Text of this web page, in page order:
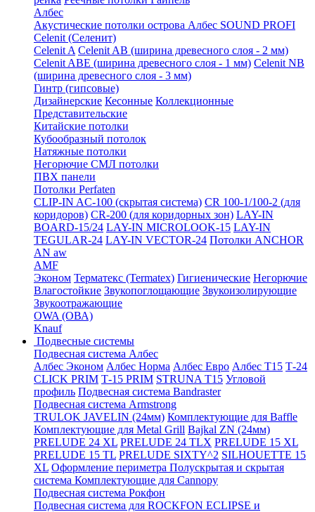
Албес
Акустические потолки острова Албес SOUND PROFI
Celenit (Селенит)
Celenit A Celenit AB (ширина древесного слоя - 2 мм)
Celenit ABE (ширина древесного слоя - 1 мм) Celenit NB
(ширина древесного слоя - 3 мм)
Гинтр (гипсовые)
Дизайнерские Кесонные Коллекционные
Представительские
Китайские потолки
Кубообразный потолок
Натяжные потолки
Негорючие СМЛ потолки
ПВХ панели
Потолки Perfaten
CLIP-IN AC-100 (скрытая система) CR 100-1/100-2 (для
коридоров) CR-200 (для коридорных зон) LAY-IN
BOARD-15/24 LAY-IN MICROLOOK-15 LAY-IN
TEGULAR-24 LAY-IN VECTOR-24 Потолки ANCHOR
AN aw
AMF
Эконом Терматекс (Termatex) Гигиенические Негорючие
Влагостойкие Звукопоглощающие Звукоизолирующие
Звукоотражающие
OWA (ОВА)
Knauf
Подвесные системы
Подвесная система Албес
Албес Эконом Албес Норма Албес Евро Албес T15 Т-24
CLICK PRIM Т-15 PRIM STRUNA Т15 Угловой
профиль Подвесная система Bandraster
Подвесная система Armstrong
TRULOK JAVELIN (24мм) Комплектующие для Baffle
Комплектующие для Metal Grill Bajkal ZN (24мм)
PRELUDE 24 XL PRELUDE 24 TLX PRELUDE 15 XL
PRELUDE 15 TL PRELUDE SIXTY^2 SILHOUETTE 15
XL Оформление периметра Полускрытая и скрытая
система Комплектующие для Cannopy
Подвесная система Рокфон
Подвесная система для ROCKFON ECLIPSE и